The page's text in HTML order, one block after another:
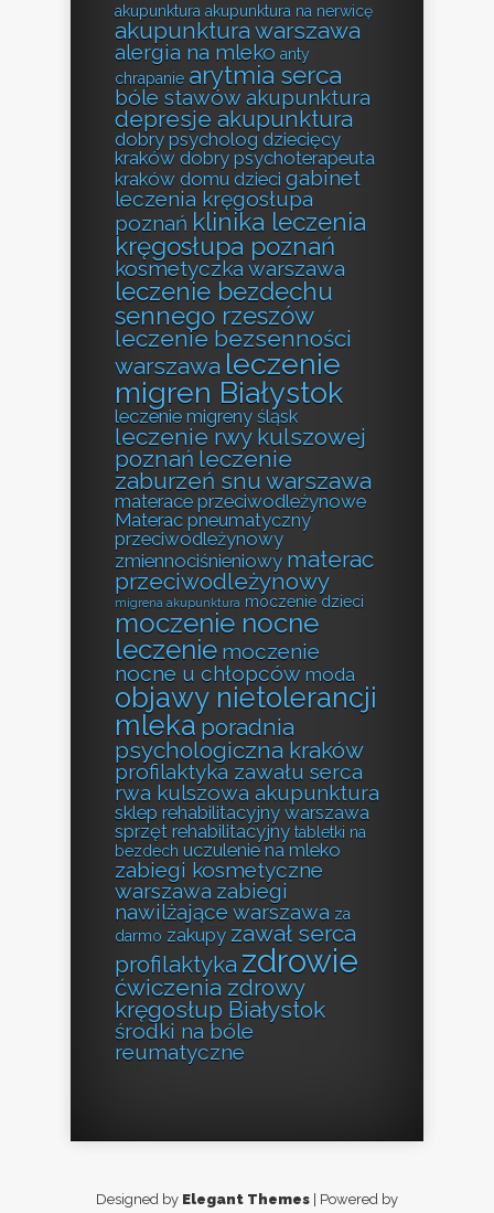
akupunktura akupunktura na nerwicę
akupunktura warszawa
alergia na mleko anty
chrapanie arytmia serca
bóle stawów akupunktura
depresje akupunktura
dobry psycholog dziecięcy
kraków dobry psychoterapeuta
kraków domu dzieci gabinet
leczenia kręgosłupa
poznań klinika leczenia
kręgosłupa poznań
kosmetyczka warszawa
leczenie bezdechu
sennego rzeszów
leczenie bezsenności
warszawa leczenie
migren Białystok
leczenie migreny śląsk
leczenie rwy kulszowej
poznań leczenie
zaburzeń snu warszawa
materace przeciwodleżynowe
Materac pneumatyczny
przeciwodleżynowy
zmiennociśnieniowy materac
przeciwodleżynowy
migrena akupunktura moczenie dzieci
moczenie nocne
leczenie moczenie
nocne u chłopców moda
objawy nietolerancji
mleka poradnia
psychologiczna kraków
profilaktyka zawału serca
rwa kulszowa akupunktura
sklep rehabilitacyjny warszawa
sprzęt rehabilitacyjny tabletki na
bezdech uczulenie na mleko
zabiegi kosmetyczne
warszawa zabiegi
nawilżające warszawa za
darmo zakupy zawał serca
profilaktyka zdrowie
ćwiczenia zdrowy
kręgosłup Białystok
środki na bóle
reumatyczne
Designed by Elegant Themes | Powered by